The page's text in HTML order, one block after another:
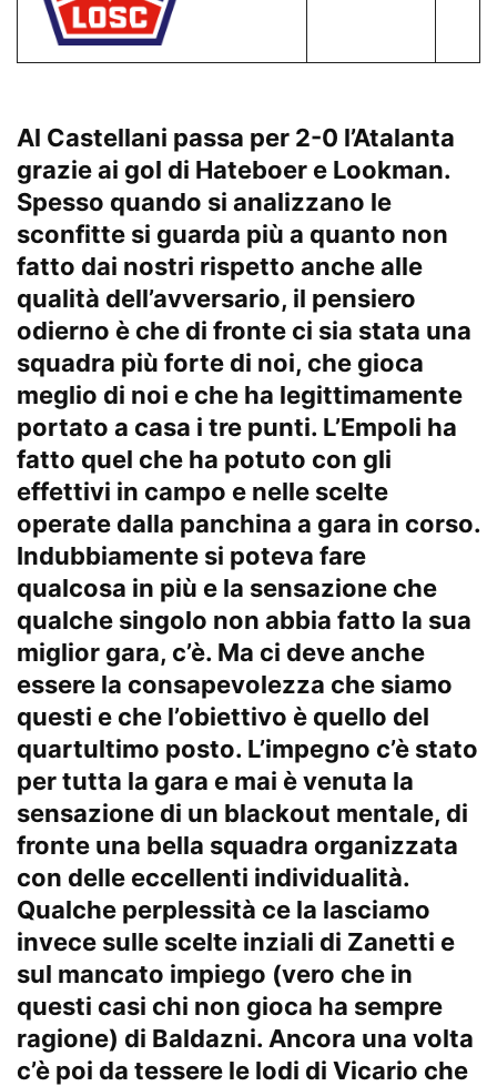
Al Castellani passa per 2-0 l’Atalanta
grazie ai gol di Hateboer e Lookman.
Spesso quando si analizzano le
sconfitte si guarda più a quanto non
fatto dai nostri rispetto anche alle
qualità dell’avversario, il pensiero
odierno è che di fronte ci sia stata una
squadra più forte di noi, che gioca
meglio di noi e che ha legittimamente
portato a casa i tre punti. L’Empoli ha
fatto quel che ha potuto con gli
effettivi in campo e nelle scelte
operate dalla panchina a gara in corso.
Indubbiamente si poteva fare
qualcosa in più e la sensazione che
qualche singolo non abbia fatto la sua
miglior gara, c’è. Ma ci deve anche
essere la consapevolezza che siamo
questi e che l’obiettivo è quello del
quartultimo posto. L’impegno c’è stato
per tutta la gara e mai è venuta la
sensazione di un blackout mentale, di
fronte una bella squadra organizzata
con delle eccellenti individualità.
Qualche perplessità ce la lasciamo
invece sulle scelte inziali di Zanetti e
sul mancato impiego (vero che in
questi casi chi non gioca ha sempre
ragione) di Baldazni. Ancora una volta
c’è poi da tessere le lodi di Vicario che